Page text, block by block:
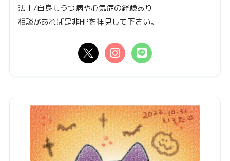
法士/自身もうつ病や心気症の経験あり
相談があれば是非HPを拝見して下さい。